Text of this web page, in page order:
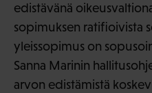
edistävänä
sopimuksen ratifioivista
yleissopimus on
Sanna Marinin
arvon edistämistä